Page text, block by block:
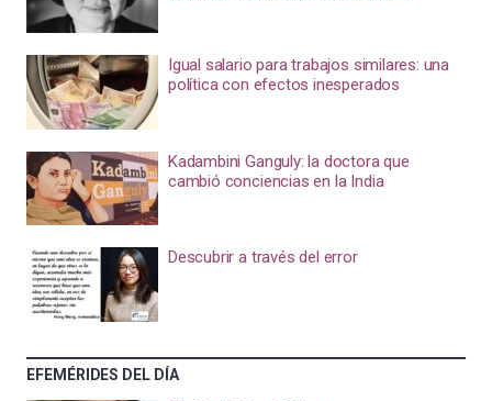
Igual salario para trabajos similares: una
política con efectos inesperados
Kadambini Ganguly: la doctora que
cambió conciencias en la India
Descubrir a través del error
EFEMÉRIDES DEL DÍA